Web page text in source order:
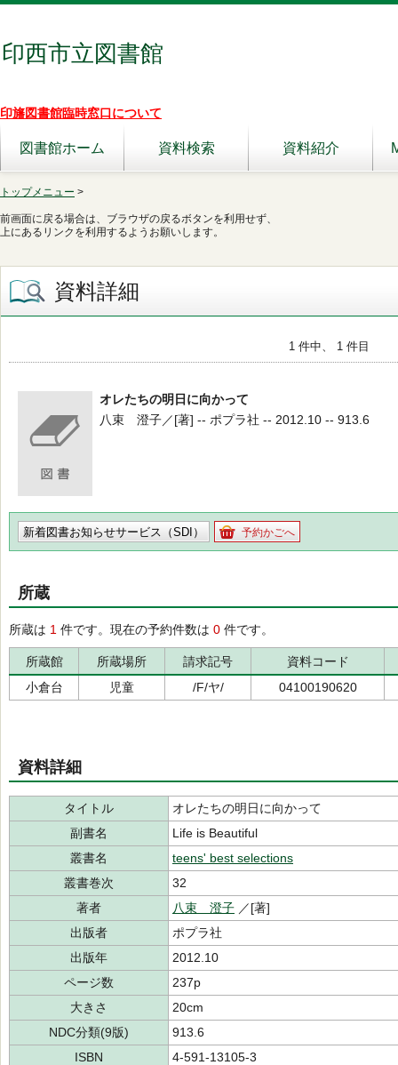
印西市立図書館
印旛図書館臨時窓口について
図書館ホーム 資料検索 資料紹介
トップメニュー >
前画面に戻る場合は、ブラウザの戻るボタンを利用せず、
上にあるリンクを利用するようお願いします。
資料詳細
1 件中、 1 件目
オレたちの明日に向かって
八束 澄子／[著] -- ポプラ社 -- 2012.10 -- 913.6
新着図書お知らせサービス（SDI） 予約かごへ
所蔵
所蔵は 1 件です。現在の予約件数は 0 件です。
所蔵館 所蔵場所 請求記号
資料コード
小倉台
児童 /F/ヤ/ 04100190620
資料詳細
タイトル
オレたちの明日に向かって
副書名
Life is Beautiful
叢書名
teens' best selections
叢書巻次
32
著者
八束 澄子 ／[著]
出版者
ポプラ社
出版年
2012.10
ページ数
237p
大きさ
20cm
NDC分類(9版)
913.6
ISBN
4-591-13105-3